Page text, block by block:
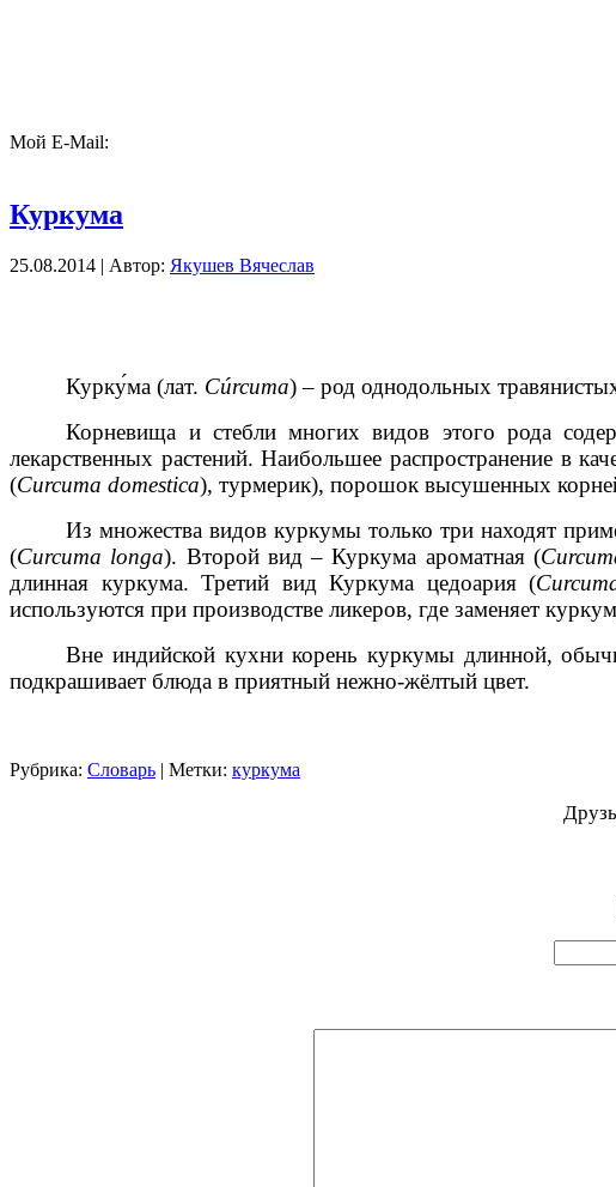
Мой E-Mail:
Куркума
25.08.2014 | Автор: Якушев Вячеслав
Курку́ма (лат. Cúrcuma) – род однодольных
Корневища и стебли многих видов этого рода
лекарственных растений. Наибольшее распространение в
(Curcuma domestica), турмерик), порошок высушенных
Из множества видов куркумы только три находят
(Curcuma longa). Второй вид – Куркума ароматная (
длинная куркума. Третий вид Куркума цедоария (
используются при производстве ликеров, где заменяет
Вне индийской кухни корень куркумы длинной,
подкрашивает блюда в приятный нежно-жёлтый цвет.
Рубрика: Словарь | Метки: куркума